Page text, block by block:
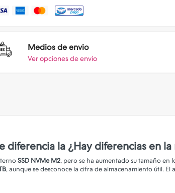
Medios de envio
Ver opciones de envio
diferencia la ¿Hay diferencias en
SSD NVMe M2, pero se ha aumentado su tamaño en
, aunque se desconoce la cifra de almacenamiento útil.